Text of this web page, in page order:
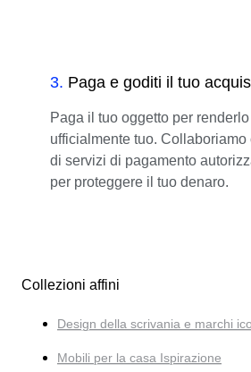
3. Paga e goditi il tuo
Paga il tuo oggetto per renderlo
ufficialmente tuo. Collaboriamo
di servizi di pagamento
per proteggere il tuo denaro.
Collezioni affini
Design della scrivania e marchi
Mobili per la casa Ispirazione